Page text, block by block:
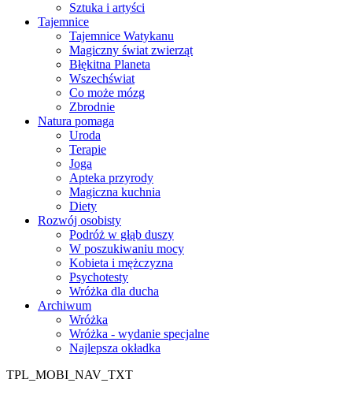
Sztuka i artyści
Tajemnice
Tajemnice Watykanu
Magiczny świat zwierząt
Błękitna Planeta
Wszechświat
Co może mózg
Zbrodnie
Natura pomaga
Uroda
Terapie
Joga
Apteka przyrody
Magiczna kuchnia
Diety
Rozwój osobisty
Podróż w głąb duszy
W poszukiwaniu mocy
Kobieta i mężczyzna
Psychotesty
Wróżka dla ducha
Archiwum
Wróżka
Wróżka - wydanie specjalne
Najlepsza okładka
TPL_MOBI_NAV_TXT